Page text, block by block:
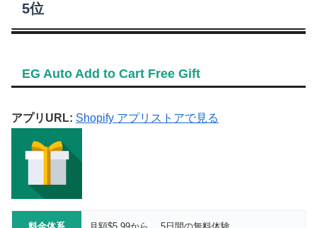
5位
EG Auto Add to Cart Free Gift
アプリURL: Shopify アプリストアで見る